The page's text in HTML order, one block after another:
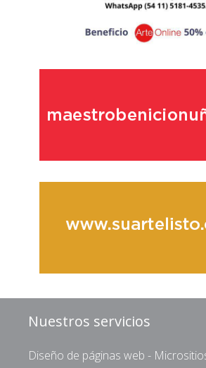
Nuestros servicios
Diseño de páginas web -